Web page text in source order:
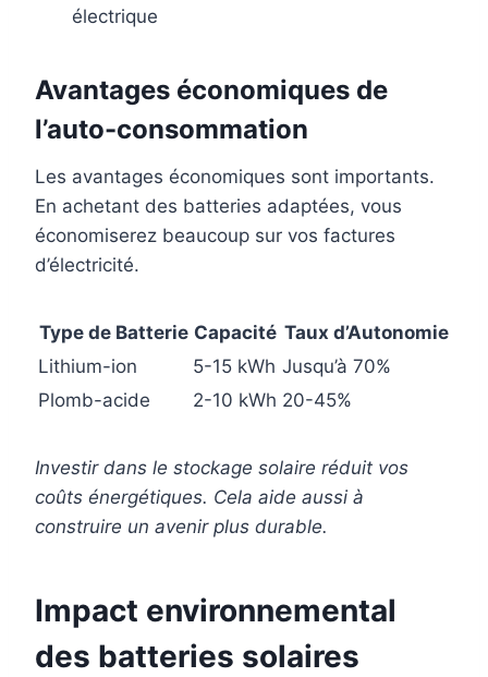
électrique
Avantages économiques de
l’auto-consommation
Les avantages économiques sont importants.
En achetant des batteries adaptées, vous
économiserez beaucoup sur vos factures
d’électricité.
Type de Batterie Capacité Taux d’Autonomie
Lithium-ion
5-15 kWh Jusqu’à 70%
Plomb-acide
2-10 kWh 20-45%
Investir dans le stockage solaire réduit vos
coûts énergétiques. Cela aide aussi à
construire un avenir plus durable.
Impact environnemental
des batteries solaires